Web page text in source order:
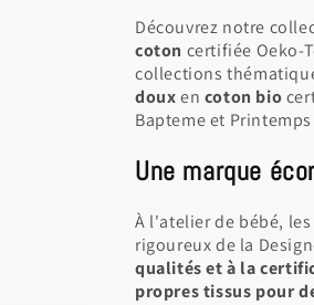
Découvrez notre
coton certifiée Oeko-
collections
douxen coton bio
Bapteme et
Une marque
À l'atelier de bébé,
rigoureux de la
qualités et à la
propres tissus pour